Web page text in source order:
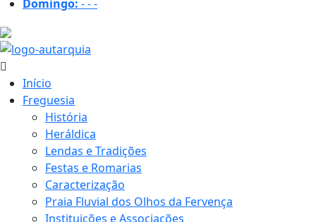
Domingo: ---
Início
Freguesia
História
Heráldica
Lendas e Tradições
Festas e Romarias
Caracterização
Praia Fluvial dos Olhos da Fervença
Instituições e Associações